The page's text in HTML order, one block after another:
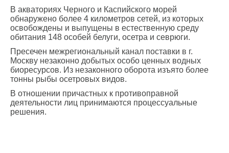
В акваториях Черного и Каспийского морей
обнаружено более 4 километров сетей, из которых
освобождены и выпущены в естественную среду
обитания 148 особей белуги, осетра и севрюги.
Пресечен межрегиональный канал поставки в г.
Москву незаконно добытых особо ценных водных
биоресурсов. Из незаконного оборота изъято более
тонны рыбы осетровых видов.
В отношении причастных к противоправной
деятельности лиц принимаются процессуальные
решения.